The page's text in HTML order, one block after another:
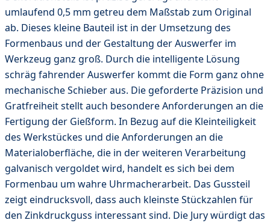
umlaufend 0,5 mm getreu dem Maßstab zum Original
ab. Dieses kleine Bauteil ist in der Umsetzung des
Formenbaus und der Gestaltung der Auswerfer im
Werkzeug ganz groß. Durch die intelligente Lösung
schräg fahrender Auswerfer kommt die Form ganz ohne
mechanische Schieber aus. Die geforderte Präzision und
Gratfreiheit stellt auch besondere Anforderungen an die
Fertigung der Gießform. In Bezug auf die Kleinteiligkeit
des Werkstückes und die Anforderungen an die
Materialoberfläche, die in der weiteren Verarbeitung
galvanisch vergoldet wird, handelt es sich bei dem
Formenbau um wahre Uhrmacherarbeit. Das Gussteil
zeigt eindrucksvoll, dass auch kleinste Stückzahlen für
den Zinkdruckguss interessant sind. Die Jury würdigt das